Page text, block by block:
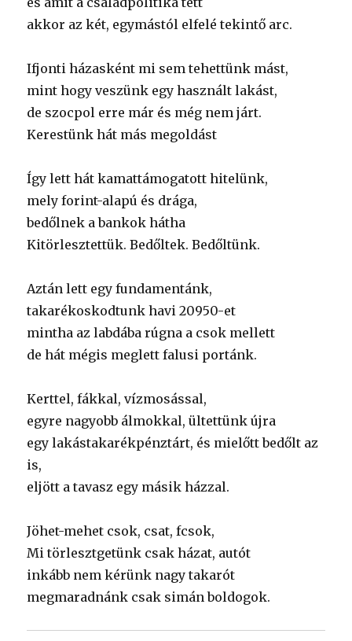
akkor az két, egymástól elfelé tekintő arc.
Ifjonti házasként mi sem tehettünk mást,
mint hogy veszünk egy használt lakást,
de szocpol erre már és még nem járt.
Kerestünk hát más megoldást
Így lett hát kamattámogatott hitelünk,
mely forint-alapú és drága,
bedőlnek a bankok hátha
Kitörlesztettük. Bedőltek. Bedőltünk.
Aztán lett egy fundamentánk,
takarékoskodtunk havi 20950-et
mintha az labdába rúgna a csok mellett
de hát mégis meglett falusi portánk.
Kerttel, fákkal, vízmosással,
egyre nagyobb álmokkal, ültettünk újra
egy lakástakarékpénztárt, és mielőtt bedőlt az
is,
eljött a tavasz egy másik házzal.
Jöhet-mehet csok, csat, fcsok,
Mi törlesztgetünk csak házat, autót
inkább nem kérünk nagy takarót
megmaradnánk csak simán boldogok.